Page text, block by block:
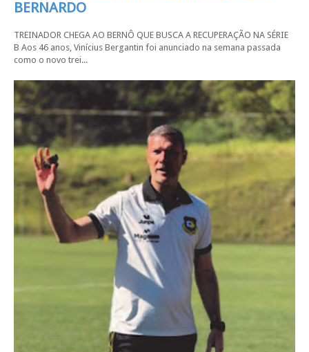
BERNARDO
TREINADOR CHEGA AO BERNÔ QUE BUSCA A RECUPERAÇÃO NA SÉRIE
B Aos 46 anos, Vinícius Bergantin foi anunciado na semana passada
como o novo trei...